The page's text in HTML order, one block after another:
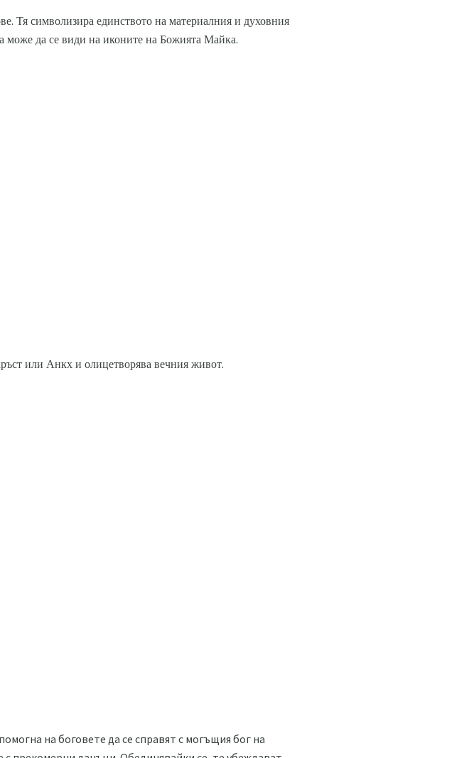
Тя символизира единството на материалния и духовния
може да се види на иконите на Божията Майка.
или Анкх и олицетворява вечния живот.
на боговете да се справят с могъщия бог на